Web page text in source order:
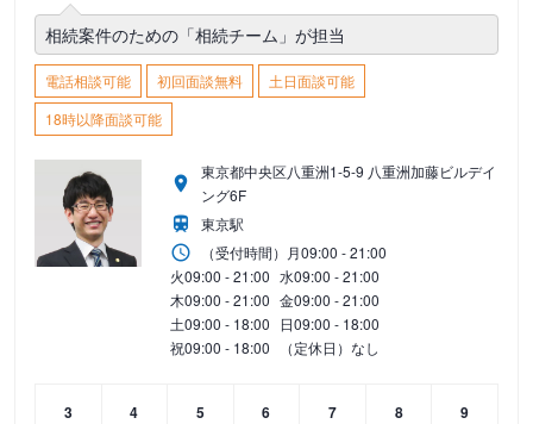
相続案件のための「相続チーム」が担当
電話相談可能 初回面談無料
土日面談可能
18時以降面談可能
東京都中央区八重洲1-5-9 八重洲加藤ビルデイ
ング6F
東京駅
（受付時間） 月09:00 - 21:00
火09:00 - 21:00 水09:00 - 21:00
木09:00 - 21:00 金09:00 - 21:00
土09:00 - 18:00 日09:00 - 18:00
祝09:00 - 18:00 （定休日）なし
3
4
5
6
7
8
9